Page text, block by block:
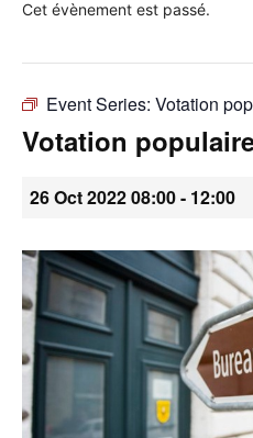
Laconnex
Canton
Genève
Cet évènement est passé.
Event Series: Votation
Votation
26 Oct 2022 08:00- 12:00